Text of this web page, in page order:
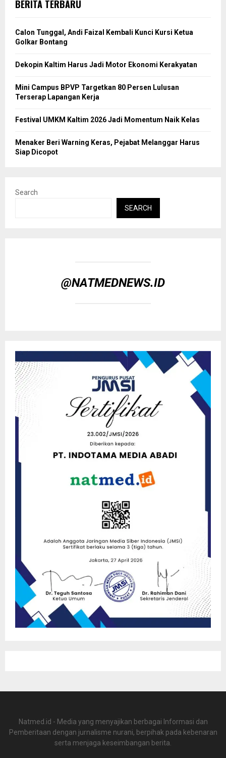
BERITA TERBARU
Calon Tunggal, Andi Faizal Kembali Kunci Kursi Ketua
Golkar Bontang
Dekopin Kaltim Harus Jadi Motor Ekonomi Kerakyatan
Mini Campus BPVP Targetkan 80 Persen Lulusan
Terserap Lapangan Kerja
Festival UMKM Kaltim 2026 Jadi Momentum Naik Kelas
Menaker Beri Warning Keras, Pejabat Melanggar Harus
Siap Dicopot
Search
SEARCH
@NATMEDNEWS.ID
Natmed.id - Media yang menyajikan berbagai Informasi dan
Pemberitaan dengan jurnalisme nurani, berpihak pada kebenaran
serta menjaga keseimbangan berita.